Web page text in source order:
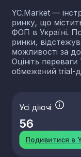
YC.Market —
ринку, що
ФОП в Україні.
ринки,
можливості за
Оцініть
обмежений trial-
Усі діючі
56
Подивитися в